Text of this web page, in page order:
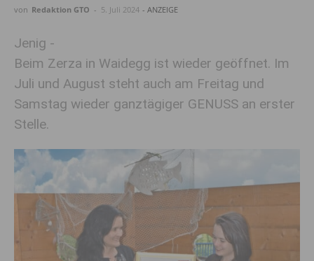
von Redaktion GTO - 5. Juli 2024 - ANZEIGE
Jenig -
Beim Zerza in Waidegg ist wieder geöffnet. Im
Juli und August steht auch am Freitag und
Samstag wieder ganztägiger GENUSS an erster
Stelle.